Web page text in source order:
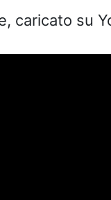
caricato su